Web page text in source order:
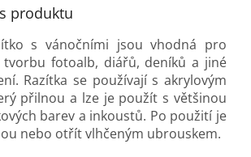
produktu
s vánočními jsou vhodná pro
tvorbu fotoalb, diářů, deníků a jiné
Razítka se používají s akrylovým
přilnou a lze je použít s většinou
barev a inkoustů. Po použití je
nebo otřít vlhčeným ubrouskem.